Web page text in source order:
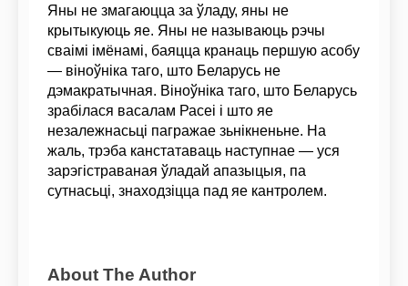
Яны не змагаюцца за ўладу, яны не
крытыкуюць яе. Яны не называюць рэчы
сваімі імёнамі, баяцца кранаць першую асобу
— віноўніка таго, што Беларусь не
дэмакратычная. Віноўніка таго, што Беларусь
зрабілася васалам Расеі і што яе
незалежнасьці пагражае зьнікненьне. На
жаль, трэба канстатаваць наступнае — уся
зарэгістраваная ўладай апазыцыя, па
сутнасьці, знаходзіцца пад яе кантролем.
About The Author